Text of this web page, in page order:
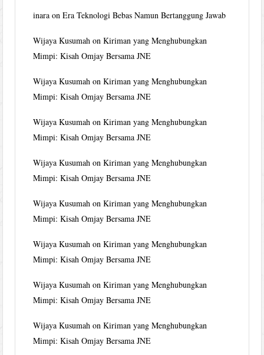
inara onEra Teknologi Bebas Namun Bertanggung Jawab
Wijaya Kusumah onKiriman yang Menghubungkan
Mimpi: Kisah Omjay Bersama JNE
Wijaya Kusumah onKiriman yang Menghubungkan
Mimpi: Kisah Omjay Bersama JNE
Wijaya Kusumah onKiriman yang Menghubungkan
Mimpi: Kisah Omjay Bersama JNE
Wijaya Kusumah onKiriman yang Menghubungkan
Mimpi: Kisah Omjay Bersama JNE
Wijaya Kusumah onKiriman yang Menghubungkan
Mimpi: Kisah Omjay Bersama JNE
Wijaya Kusumah onKiriman yang Menghubungkan
Mimpi: Kisah Omjay Bersama JNE
Wijaya Kusumah onKiriman yang Menghubungkan
Mimpi: Kisah Omjay Bersama JNE
Wijaya Kusumah onKiriman yang Menghubungkan
Mimpi: Kisah Omjay Bersama JNE